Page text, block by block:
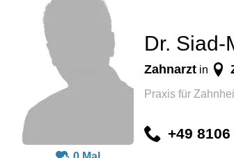
Dr. Siad-
Zahnarzt in
Praxis für
+49 8106